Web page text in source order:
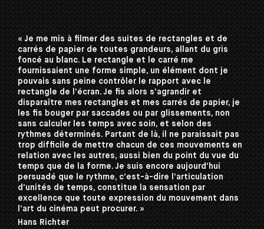
« Je me mis à filmer des suites de rectangles et de
carrés de papier de toutes grandeurs, allant du gris
foncé au blanc. Le rectangle et le carré me
fournissaient une forme simple, un élément dont je
pouvais sans peine contrôler le rapport avec le
rectangle de l’écran. Je fis alors s’agrandir et
disparaître mes rectangles et mes carrés de papier, je
les fis bouger par saccades ou par glissements, non
sans calculer les temps avec soin, et selon des
rythmes déterminés. Partant de là, il ne paraissait pas
trop difficile de mettre chacun de ces mouvements en
relation avec les autres, aussi bien du point du vue du
temps que de la forme. Je suis encore aujourd’hui
persuadé que le rythme, c’est-à-dire l’articulation
d’unités de temps, constitue la sensation par
excellence que toute expression du mouvement dans
l’art du cinéma peut procurer. »
Hans Richter